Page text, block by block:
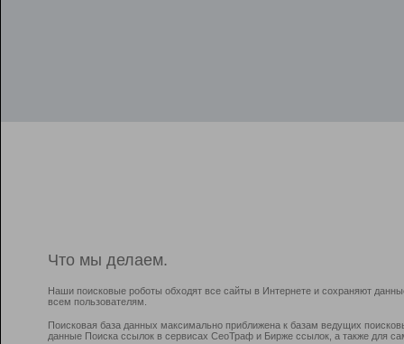
Что мы делаем.
Наши поисковые роботы обходят все сайты в Интернете и сохраняют
всем пользователям.
Поисковая база данных максимально приближена к базам ведущих
данные Поиска ссылок в сервисах СеоТраф и Бирже ссылок, а также для